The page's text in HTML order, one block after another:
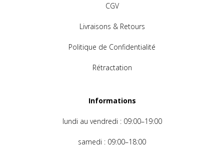
CGV
Livraisons & Retours
Politique de Confidentialité
Rétractation
Informations
lundi au vendredi : 09:00–19:00
samedi : 09:00–18:00